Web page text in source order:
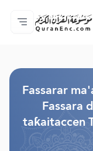
Gida
Jerin
Audio
Ayyukan
Dangane
Ka
Harshe
Fassarar
Fassara
taƙaitaccen